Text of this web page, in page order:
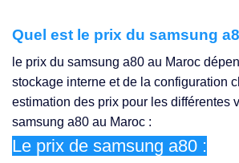
Quel est le prix du samsung
le prix du samsung a80 au Maroc
stockage interne et de la configuration
estimation des prix pour les différentes
samsung a80 au Maroc :
Le prix de samsung a80 :